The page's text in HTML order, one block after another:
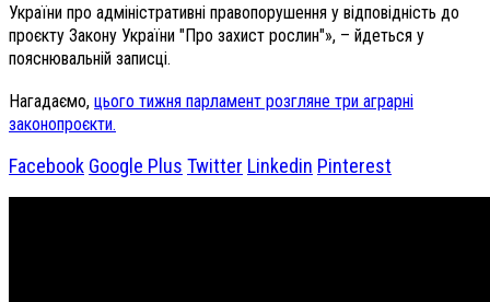
України про адміністративні правопорушення у відповідність до
проєкту Закону України "Про захист рослин"», – йдеться у
пояснювальній записці.
Нагадаємо, цього тижня парламент розгляне три аграрні
законопроєкти.
Facebook Google Plus Twitter Linkedin Pinterest